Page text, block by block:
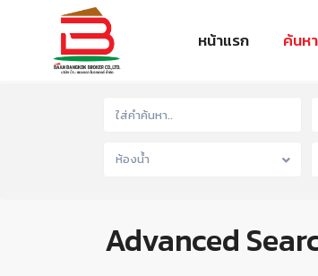
หน้าแรก ค้นห
ห้องน้ำ
Advanced